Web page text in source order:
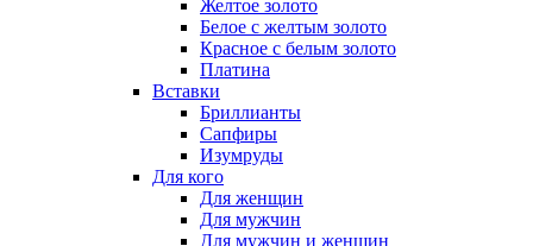
Желтое золото
Белое с желтым золото
Красное с белым золото
Платина
Вставки
Бриллианты
Сапфиры
Изумруды
Для кого
Для женщин
Для мужчин
Для мужчин и женщин